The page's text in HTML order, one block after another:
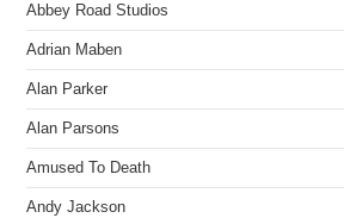
Abbey Road Studios
Adrian Maben
Alan Parker
Alan Parsons
Amused To Death
Andy Jackson